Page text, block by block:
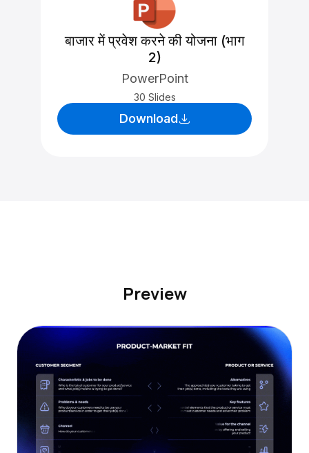
बाजार में प्रवेश करने की योजना (भाग
2)
PowerPoint
30 Slides
Download
Preview